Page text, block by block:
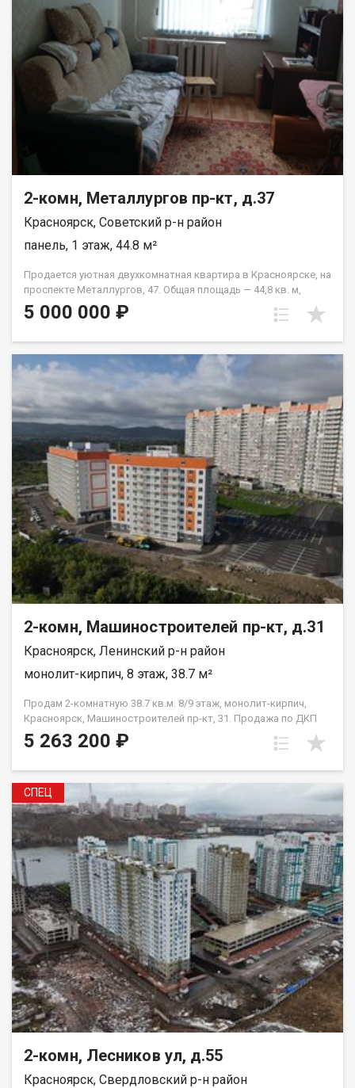
2-комн, Металлургов пр-кт, д.37
Красноярск, Советский р-н район
панель, 1 этаж, 44.8 м²
Продается уютная двухкомнатная квартира в Красноярске, на
проспекте Металлургов, 47. Общая площадь — 44,8 кв. м,
жилая площадь — 28 кв. м, кухня — 6 кв. м. Квартира
расположена на первом этаже пятиэтажного панельного
вам тишину и спокойствие. Квартира в аккуратном жилом
состоянии, что дает вам возможность создать интерьер по
своему вкусу и воплотить любые дизайнерские идеи.
Совмещенный санузел, который можно оборудовать по
своему усмотрению. В шаговой доступности находятся все
необходимые объекты инфраструктуры: школы, детские
сады, клиники и магазины. Это идеальное местоположение
для семей с детьми и всех, кто ценит удобство и доступность
городских благ. Рассмотрим все виды расчёта. Возможно
использование мат капитала и жилищного сертификата.
Полное юр сопровождение сделки. Помощь в оформлении
ипотеки. Покажу в удобное для вас время по договорённости.
5 000 000 ₽
2-комн, Машиностроителей пр-кт, д.31
Красноярск, Ленинский р-н район
монолит-кирпич, 8 этаж, 38.7 м²
Продам 2-комнатную 38.7 кв.м. 8/9 этаж, монолит-кирпич,
Красноярск, Машиностроителей пр-кт, 31. Продажа по ДКП
НЕ ОТ ЗАСТРОЙЩИКА
5 263 200 ₽
СПЕЦ
2-комн, Лесников ул, д.55
Красноярск, Свердловский р-н район